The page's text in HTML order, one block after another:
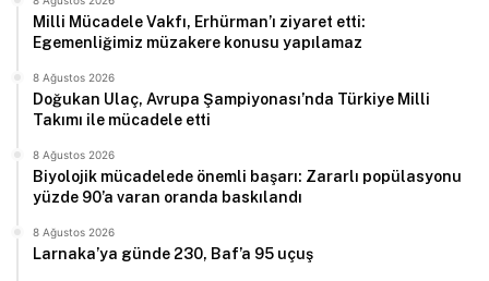
Milli Mücadele Vakfı, Erhürman’ı ziyaret etti:
Egemenliğimiz müzakere konusu yapılamaz
8 Ağustos 2026
Doğukan Ulaç, Avrupa Şampiyonası’nda Türkiye Milli
Takımı ile mücadele etti
8 Ağustos 2026
Biyolojik mücadelede önemli başarı: Zararlı popülasyonu
yüzde 90’a varan oranda baskılandı
8 Ağustos 2026
Larnaka’ya günde 230, Baf’a 95 uçuş